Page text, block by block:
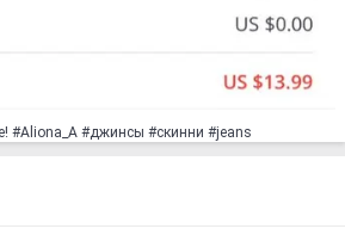
#Aliona_A #джинсы #скинни #jeans